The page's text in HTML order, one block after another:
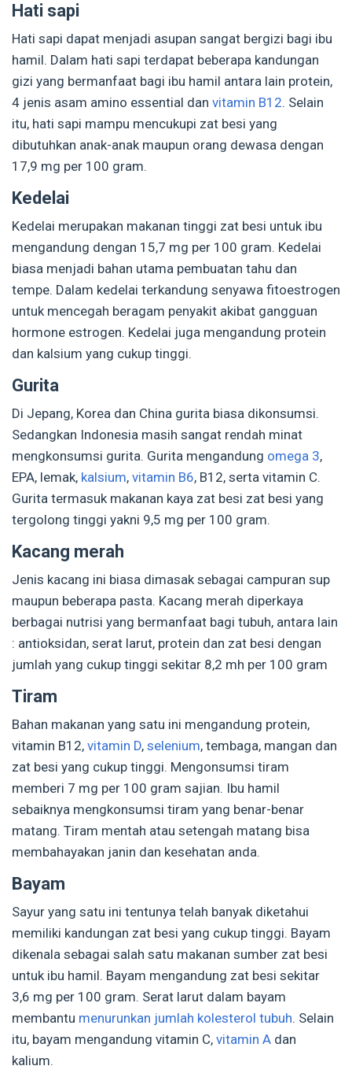
Hati sapi
Hati sapi dapat menjadi asupan sangat bergizi bagi ibu
hamil. Dalam hati sapi terdapat beberapa kandungan
gizi yang bermanfaat bagi ibu hamil antara lain protein,
4 jenis asam amino essential dan vitamin B12. Selain
itu, hati sapi mampu mencukupi zat besi yang
dibutuhkan anak-anak maupun orang dewasa dengan
17,9 mg per 100 gram.
Kedelai
Kedelai merupakan makanan tinggi zat besi untuk ibu
mengandung dengan 15,7 mg per 100 gram. Kedelai
biasa menjadi bahan utama pembuatan tahu dan
tempe. Dalam kedelai terkandung senyawa fitoestrogen
untuk mencegah beragam penyakit akibat gangguan
hormone estrogen. Kedelai juga mengandung protein
dan kalsium yang cukup tinggi.
Gurita
Di Jepang, Korea dan China gurita biasa dikonsumsi.
Sedangkan Indonesia masih sangat rendah minat
mengkonsumsi gurita. Gurita mengandung omega 3,
EPA, lemak, kalsium, vitamin B6, B12, serta vitamin C.
Gurita termasuk makanan kaya zat besi zat besi yang
tergolong tinggi yakni 9,5 mg per 100 gram.
Kacang merah
Jenis kacang ini biasa dimasak sebagai campuran sup
maupun beberapa pasta. Kacang merah diperkaya
berbagai nutrisi yang bermanfaat bagi tubuh, antara lain
: antioksidan, serat larut, protein dan zat besi dengan
jumlah yang cukup tinggi sekitar 8,2 mh per 100 gram
Tiram
Bahan makanan yang satu ini mengandung protein,
vitamin B12, vitamin D, selenium, tembaga, mangan dan
zat besi yang cukup tinggi. Mengonsumsi tiram
memberi 7 mg per 100 gram sajian. Ibu hamil
sebaiknya mengkonsumsi tiram yang benar-benar
matang. Tiram mentah atau setengah matang bisa
membahayakan janin dan kesehatan anda.
Bayam
Sayur yang satu ini tentunya telah banyak diketahui
memiliki kandungan zat besi yang cukup tinggi. Bayam
dikenala sebagai salah satu makanan sumber zat besi
untuk ibu hamil. Bayam mengandung zat besi sekitar
3,6 mg per 100 gram. Serat larut dalam bayam
membantu menurunkan jumlah kolesterol tubuh. Selain
itu, bayam mengandung vitamin C, vitamin A dan
kalium.